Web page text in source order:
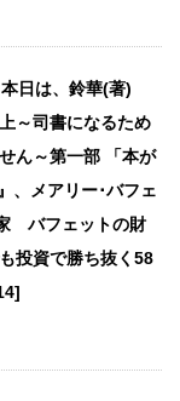
日は、鈴華(著)
～司書になるため
ん～第一部 「本が
、メアリー･バフェ
バフェットの財
投資で勝ち抜く58